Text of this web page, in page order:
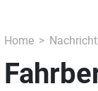
Home